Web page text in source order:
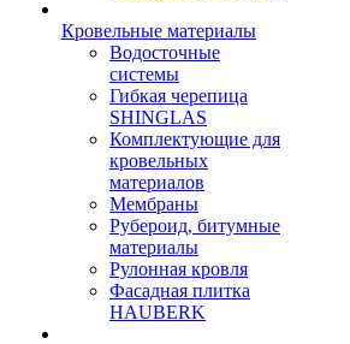
Кровельные материалы
Водосточные
системы
Гибкая черепица
SHINGLAS
Комплектующие для
кровельных
материалов
Мембраны
Рубероид, битумные
материалы
Рулонная кровля
Фасадная плитка
HAUBERK